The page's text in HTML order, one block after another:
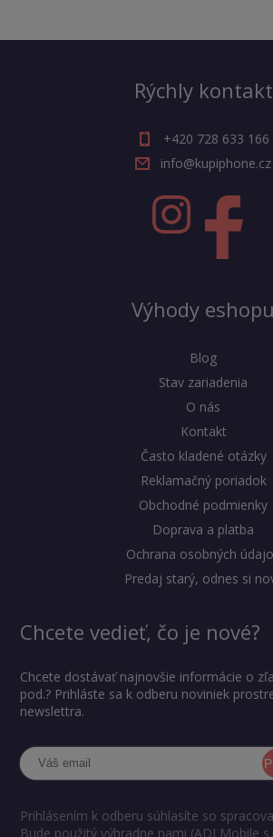
Rýchly kontakt
+420 728 633 166
info@kupiphone.cz
Výhody eshopu
Blog
Stav zariadenia
O nás
Kontakt
Často kladené otázky
Reklamačný poriadok
Obchodné podmienky
Doprava a platba
Ochrana osobných
Predaj starý, odnes si
Chcete vedieť, čo je nové?
Chcete dostávať najnovšie informácie o
pod.? Prihláste sa k odberu noviniek
newslettra.
Prihlásením k odberu súhlasíte so
Bude použitý výhradne nami (ADI Mobile